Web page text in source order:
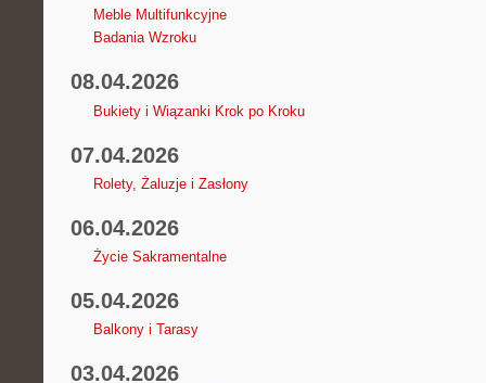
Meble Multifunkcyjne
Badania Wzroku
08.04.2026
Bukiety i Wiązanki Krok po Kroku
07.04.2026
Rolety, Żaluzje i Zasłony
06.04.2026
Życie Sakramentalne
05.04.2026
Balkony i Tarasy
03.04.2026